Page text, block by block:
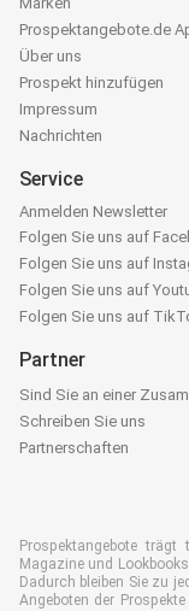
Prospektangebote.de
Über uns
Prospekt hinzufügen
Impressum
Nachrichten
Service
Anmelden Newsletter
Folgen Sie uns auf
Folgen Sie uns auf
Folgen Sie uns auf
Folgen Sie uns auf
Partner
Sind Sie an einer
Schreiben Sie uns
Partnerschaften
Prospektangebote trägt
Magazine und
Dadurch bleiben Sie zu
Angeboten der